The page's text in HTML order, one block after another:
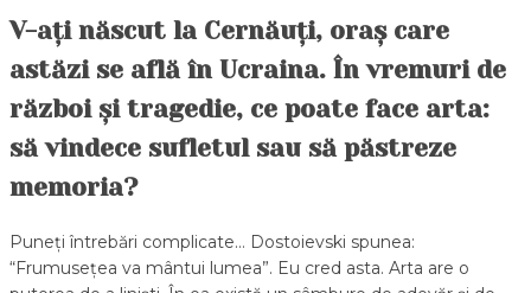
V-ați născut la Cernăuți, oraș care
astăzi se află în Ucraina. În vremuri de
război și tragedie, ce poate face arta:
să vindece sufletul sau să păstreze
memoria?
Puneți întrebări complicate… Dostoievski spunea:
“Frumusețea va mântui lumea”. Eu cred asta. Arta are o